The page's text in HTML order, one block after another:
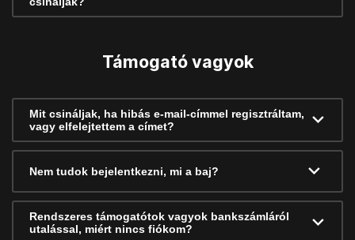
Támogató vagyok
Mit csináljak, ha hibás e-mail-címmel regisztráltam,
vagy elfelejtettem a címet?
Nem tudok bejelentkezni, mi a baj?
Rendszeres támogatótok vagyok bankszámláról
utalással, miért nincs fiókom?